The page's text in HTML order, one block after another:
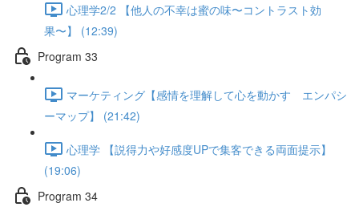
心理学2/2 【他人の不幸は蜜の味〜コントラスト効
果〜】 (12:39)
Program 33
マーケティング【感情を理解して心を動かす エンパシ
ーマップ】 (21:42)
心理学 【説得力や好感度UPで集客できる両面提示】
(19:06)
Program 34